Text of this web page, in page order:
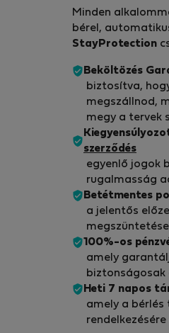
Minden
bérel,
StayProtection
Beköltözés
biztosítva,
megszállnod,
megy a tervek
szerződés
egyenlő jogok
rugalmasság
Betétmentes
a jelentős
megszüntetése
100%-os
amely
biztonságosak
Heti 7 napos
amely a
rendelkezésére